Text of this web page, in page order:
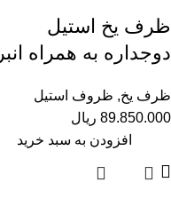
ظرف یخ استیل
دوجداره به همراه انبر
ظرف یخ, ظروف استیل
89.850.000 ریال
افزودن به سبد خرید